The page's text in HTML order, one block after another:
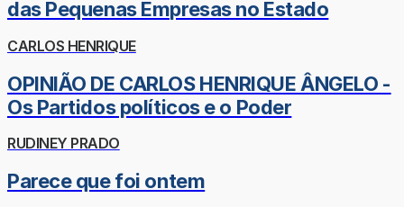
das Pequenas Empresas no Estado
CARLOS HENRIQUE
OPINIÃO DE CARLOS HENRIQUE ÂNGELO -
Os Partidos políticos e o Poder
RUDINEY PRADO
Parece que foi ontem